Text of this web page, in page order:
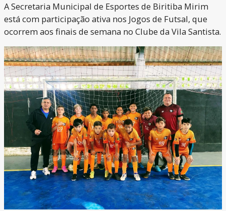
A Secretaria Municipal de Esportes de Biritiba Mirim
está com participação ativa nos Jogos de Futsal, que
ocorrem aos finais de semana no Clube da Vila Santista.